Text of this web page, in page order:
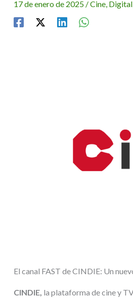
17 de enero de 2025 /Cine, Digital
El canal FAST de CINDIE: Un
CINDIE, la plataforma de cine y